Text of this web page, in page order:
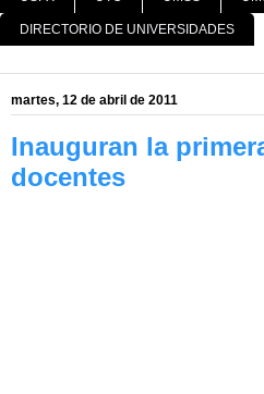
DIRECTORIO DE UNIVERSIDADES
martes, 12 de abril de 2011
Inauguran la
docentes